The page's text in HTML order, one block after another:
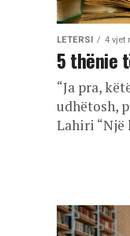
LETERSI 4 vjet
5 thënie
“Ja pra,
udhëtosh,
Lahiri “Një